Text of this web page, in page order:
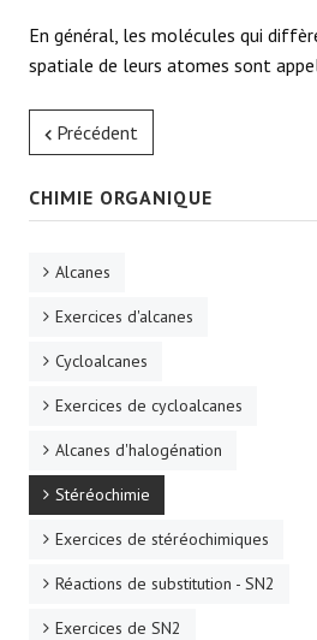
En général, les molécules qui
spatiale de leurs atomes sont
Précédent
CHIMIE ORGANIQUE
Alcanes
Exercices d'alcanes
Cycloalcanes
Exercices de cycloalcanes
Alcanes d'halogénation
Stéréochimie
Exercices de stéréochimiques
Réactions de substitution - SN2
Exercices de SN2